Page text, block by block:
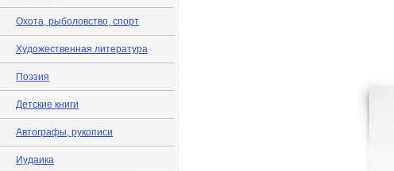
Охота, рыболовство, спорт
Художественная литература
Поэзия
Детские книги
Автографы, рукописи
Иудаика